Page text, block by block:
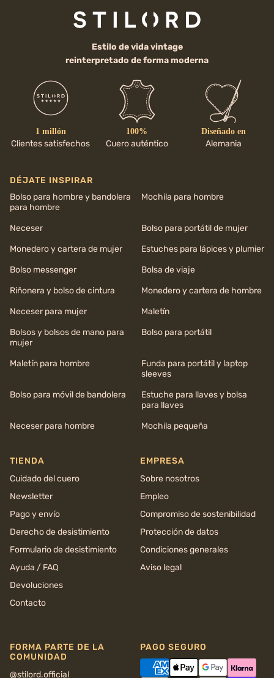
Estilo de vida vintage
reinterpretado de forma moderna
1 millón
Clientes satisfechos
100%
Cuero auténtico
Diseñado en
Alemania
DÉJATE INSPIRAR
Bolso para hombre y bandolera
para hombre
Mochila para hombre
Neceser
Bolso para portátil de mujer
Monedero y cartera de mujer
Estuches para lápices y plumier
Bolso messenger
Bolsa de viaje
Riñonera y bolso de cintura
Monedero y cartera de hombre
Neceser para mujer
Maletín
Bolsos y bolsos de mano para
mujer
Bolso para portátil
Maletín para hombre
Funda para portátil y laptop
sleeves
Bolso para móvil de bandolera
Estuche para llaves y bolsa
para llaves
Neceser para hombre
Mochila pequeña
TIENDA
Cuidado del cuero
Newsletter
Pago y envío
Derecho de desistimiento
Formulario de desistimiento
Ayuda / FAQ
Devoluciones
Contacto
EMPRESA
Sobre nosotros
Empleo
Compromiso de sostenibilidad
Protección de datos
Condiciones generales
Aviso legal
FORMA PARTE DE LA
COMUNIDAD
@stilord.official
PAGO SEGURO